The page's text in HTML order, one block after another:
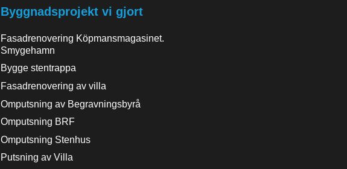
Byggnadsprojekt vi gjort
Fasadrenovering Köpmansmagasinet.
Smygehamn
Bygge stentrappa
Fasadrenovering av villa
Omputsning av Begravningsbyrå
Omputsning BRF
Omputsning Stenhus
Putsning av Villa